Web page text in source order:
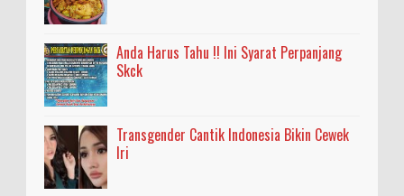
Anda Harus Tahu !! Ini Syarat Perpanjang
Skck
Transgender Cantik Indonesia Bikin Cewek
Iri